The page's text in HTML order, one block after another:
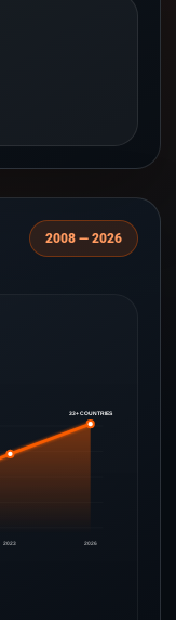
2008 — 2026
2023 2026
33+ COUNTRIES